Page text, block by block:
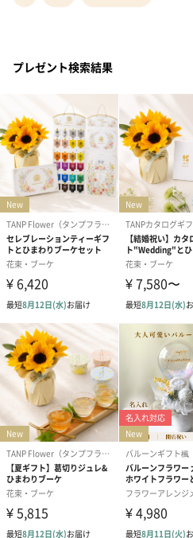
プレゼント検索結果